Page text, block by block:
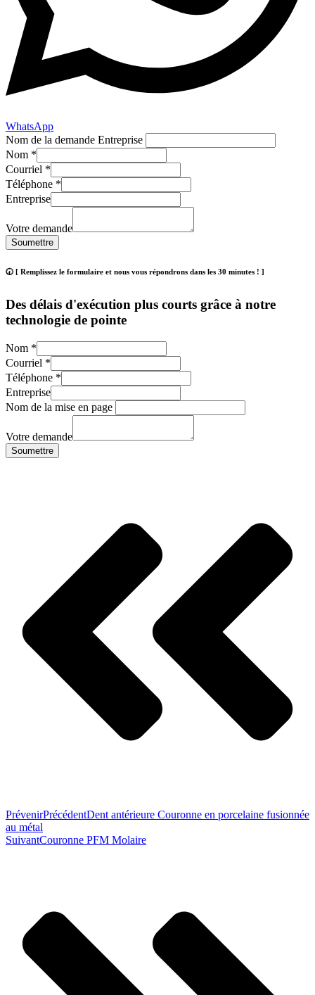
WhatsApp
Nom de la demande Entreprise
Nom *
Courriel *
Téléphone *
Entreprise
Votre demande
Soumettre
🕢 [ Remplissez le formulaire et nous vous répondrons dans les 30 minutes ! ]
Des délais d'exécution plus courts grâce à notre
technologie de pointe
Nom *
Courriel *
Téléphone *
Entreprise
Nom de la mise en page
Votre demande
Soumettre
PrévenirPrécédentDent antérieure Couronne en porcelaine fusionnée
au métal
SuivantCouronne PFM Molaire